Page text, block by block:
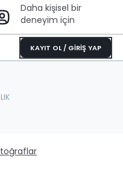
Daha kişisel bir
deneyim için
KAYIT OL / GİRİŞ YAP